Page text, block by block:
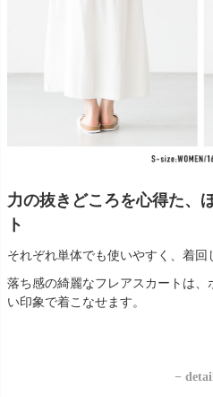
力の抜きどころを心得た、
ト
それぞれ単体でも使いやすく、着回
落ち感の綺麗なフレアスカートは
い印象で着こなせます。
−